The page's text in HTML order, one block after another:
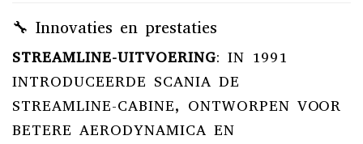
🔧 Innovaties en prestaties
STREAMLINE-UITVOERING: IN 1991
INTRODUCEERDE SCANIA DE
STREAMLINE-CABINE, ONTWORPEN VOOR
BETERE AERODYNAMICA EN